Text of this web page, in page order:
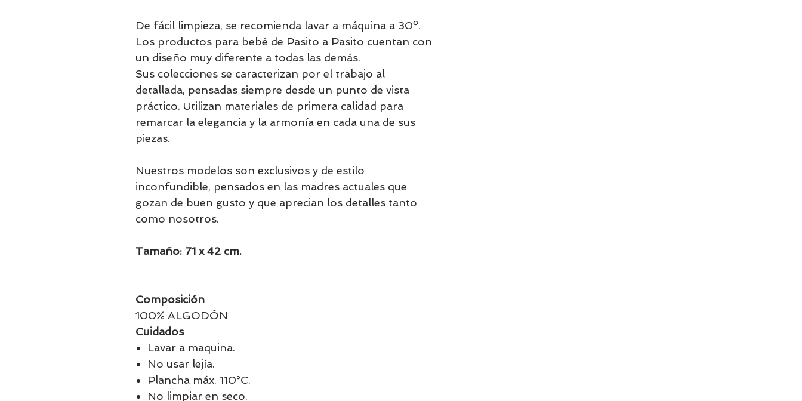
De fácil limpieza, se recomienda lavar a máquina a 30º.
Los productos para bebé de Pasito a Pasito cuentan con
un diseño muy diferente a todas las demás.
Sus colecciones se caracterizan por el trabajo al
detallada, pensadas siempre desde un punto de vista
práctico. Utilizan materiales de primera calidad para
remarcar la elegancia y la armonía en cada una de sus
piezas.
Nuestros modelos son exclusivos y de estilo
inconfundible, pensados en las madres actuales que
gozan de buen gusto y que aprecian los detalles tanto
como nosotros.
Tamaño: 71 x 42 cm.
Composición
100% ALGODÓN
Cuidados
Lavar a maquina.
No usar lejía.
Plancha máx. 110°C.
No limpiar en seco.